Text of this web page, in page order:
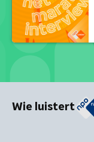
Wie luistert